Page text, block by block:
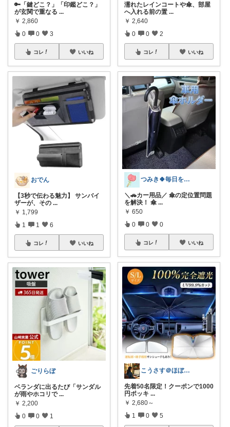
🔑「鍵どこ？」「印鑑どこ？」
が玄関で重なる ...
￥ 2,860
0 0 3
コレ いいね
おでん
【3秒で伝わる魅力】 サンバイ
ザーが、その ...
￥ 1,799
1 1 6
コレ いいね
ごりらぼ
ベランダに出るたび「サンダル
が雨やホコリで ...
￥ 2,200
0 0 1
濡れたレインコートや傘、部屋
へ入れる前の置 ...
￥ 2,640
0 0 2
コレ いいね
つみき🍀毎日をご機嫌にする♡
＼🚗カー用品／ 傘の定位置問題
を解決！ 傘 ...
￥ 650
0 0 0
コレ いいね
こうさす＠ほぼ毎日更新
先着50名限定！クーポンで1000
円ポッキ ...
￥ 2,680～
1 0 5